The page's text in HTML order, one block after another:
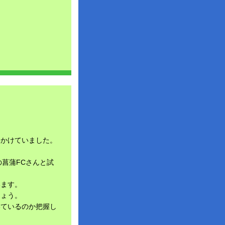
けていました。
蒲FCさんと試
す。
う。
いるのか把握し